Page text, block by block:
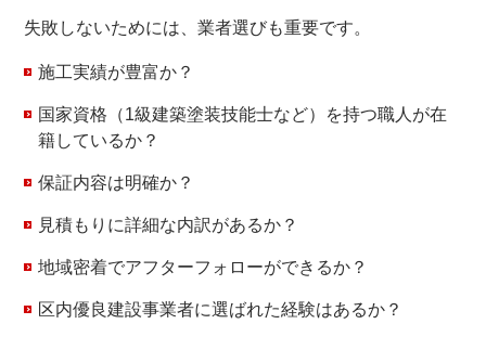
失敗しないためには、業者選びも重要です。
施工実績が豊富か？
国家資格（1級建築塗装技能士など）を持つ職人が在
籍しているか？
保証内容は明確か？
見積もりに詳細な内訳があるか？
地域密着でアフターフォローができるか？
区内優良建設事業者に選ばれた経験はあるか？